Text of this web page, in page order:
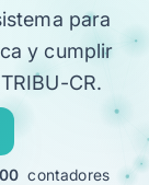
para
y cumplir
CR.
contadores